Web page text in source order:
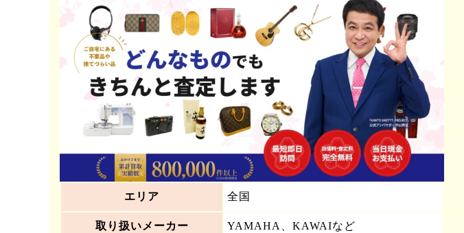
エリア 全国
取り扱いメーカー YAMAHA、KAWAIなど